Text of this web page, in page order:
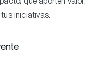
iniciativas.